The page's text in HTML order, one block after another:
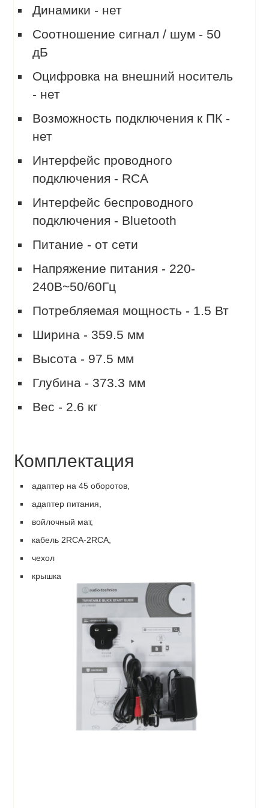
Динамики - нет
Соотношение сигнал / шум - 50
дБ
Оцифровка на внешний носитель
- нет
Возможность подключения к ПК -
нет
Интерфейс проводного
подключения - RCA
Интерфейс беспроводного
подключения - Bluetooth
Питание - от сети
Напряжение питания - 220-
240В~50/60Гц
Потребляемая мощность - 1.5 Вт
Ширина - 359.5 мм
Высота - 97.5 мм
Глубина - 373.3 мм
Вес - 2.6 кг
Комплектация
адаптер на 45 оборотов,
адаптер питания,
войлочный мат,
кабель 2RCA-2RCA,
чехол
крышка